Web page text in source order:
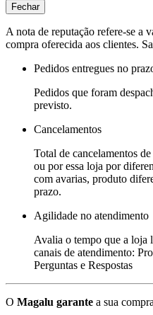
Fechar
A nota de reputação refere-se a
compra oferecida aos clientes.
Pedidos entregues no
Pedidos que foram
previsto.
Cancelamentos
Total de cancelamentos
ou por essa loja por
com avarias, produto
prazo.
Agilidade no atendimento
Avalia o tempo que a loja
canais de atendimento:
Perguntas e Respostas
O Magalu garante a sua